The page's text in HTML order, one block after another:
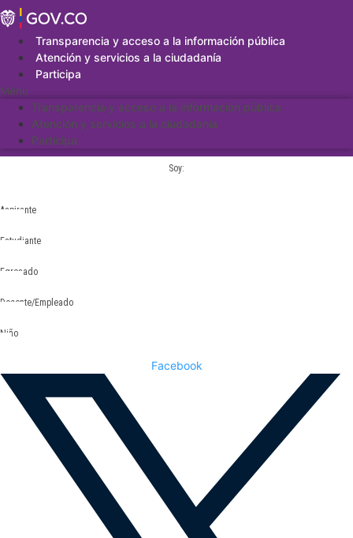
Saltar
al
contenidoTransparencia y acceso a la información pública
Atención y servicios a la ciudadanía
Participa
Menu
Transparencia y acceso a la información pública
Atención y servicios a la ciudadanía
Participa
Soy:
Aspirante
Estudiante
Egresado
Docente/Empleado
Niño
Facebook